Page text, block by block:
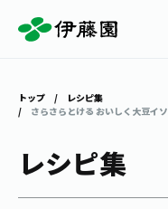
商品情報トップ
トップ
レシピ集
さらさらとける おいしく大豆イ
レシピ集